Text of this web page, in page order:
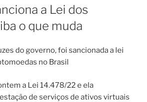
a Lei dos
o que muda
do governo, foi sancionada a lei
no Brasil
a Lei 14.478/22 e ela
de serviços de ativos virtuais